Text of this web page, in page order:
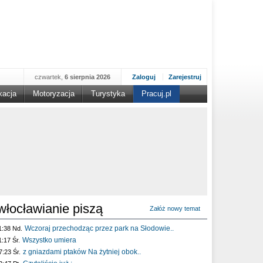
Zaloguj Zarejestruj
czwartek, 6 sierpnia 2026
Motoryzacja Turystyka Pracuj.pl
piszą Załóż nowy temat
Nd. Wczoraj przechodząc przez park na Słodowie..
Śr. Wszystko umiera
Śr. z gniazdami ptaków Na żytniej obok..